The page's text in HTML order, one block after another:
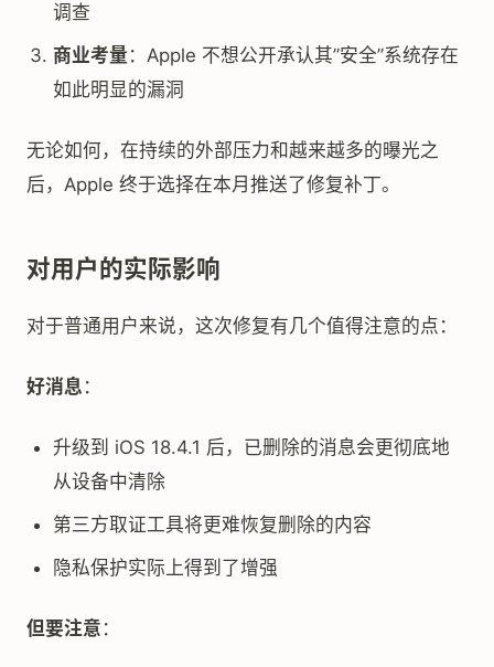
调查
商业考量 ：Apple 不想公开承认其”安全”系统存在
如此明显的漏洞
无论如何，在持续的外部压力和越来越多的曝光之
后，Apple 终于选择在本月推送了修复补丁。
对用户的实际影响
对于普通用户来说，这次修复有几个值得注意的点：
好消息 ：
升级到 iOS 18.4.1 后，已删除的消息会更彻底地
从设备中清除
第三方取证工具将更难恢复删除的内容
隐私保护实际上得到了增强
但要注意 ：